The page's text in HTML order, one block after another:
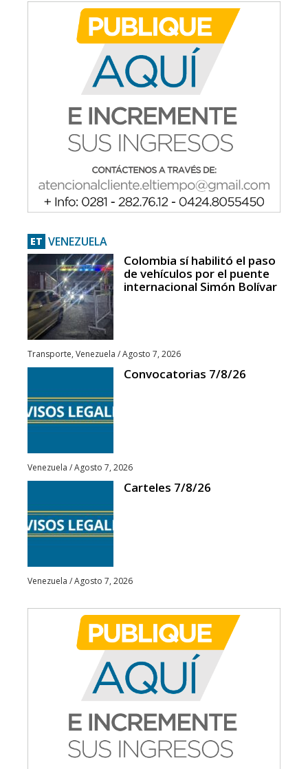
ET VENEZUELA
Colombia sí habilitó el paso
de vehículos por el puente
internacional Simón Bolívar
Transporte, Venezuela /Agosto 7, 2026
Convocatorias 7/8/26
Venezuela /Agosto 7, 2026
Carteles 7/8/26
Venezuela /Agosto 7, 2026